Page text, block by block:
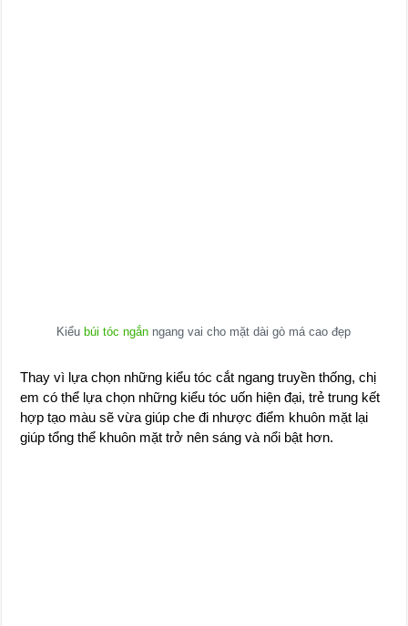
Kiểubúi tóc ngắn ngang vai cho mặt dài gò má cao đẹp
Thay vì lựa chọn những kiểu tóc cắt ngang truyền thống, chị
em có thể lựa chọn những kiểu tóc uốn hiện đại, trẻ trung kết
hợp tạo màu sẽ vừa giúp che đi nhược điểm khuôn mặt lại
giúp tổng thể khuôn mặt trở nên sáng và nổi bật hơn.